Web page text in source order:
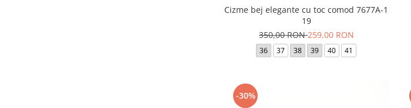
Cizme bej elegante cu toc comod 7677A-1
19
350,00 RON259,00 RON
36 37 38 39 40 41
-30%